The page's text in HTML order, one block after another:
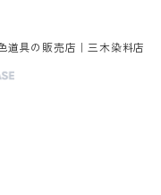
具の販売店｜三木染料店